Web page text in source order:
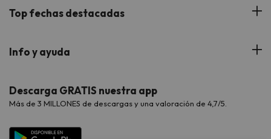
Proveedores
Viajes para grupos
Hoteles Cataluña
Hoteles Galicia
Viajes con Niños
Viajes de Novios
Chollos con Todo Incluido
Chollos en la playa
Top fechas destacadas
Verano
Vacaciones en Agosto
Info y ayuda
Contáctanos
Preguntas frecuentes
Descarga GRATIS nuestra app
Más de 3 MILLONES de descargas y una valoración de 4,7/5.